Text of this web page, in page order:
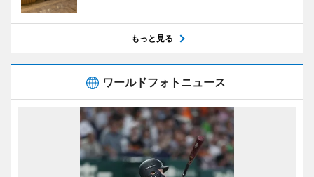
もっと見る
ワールドフォトニュース